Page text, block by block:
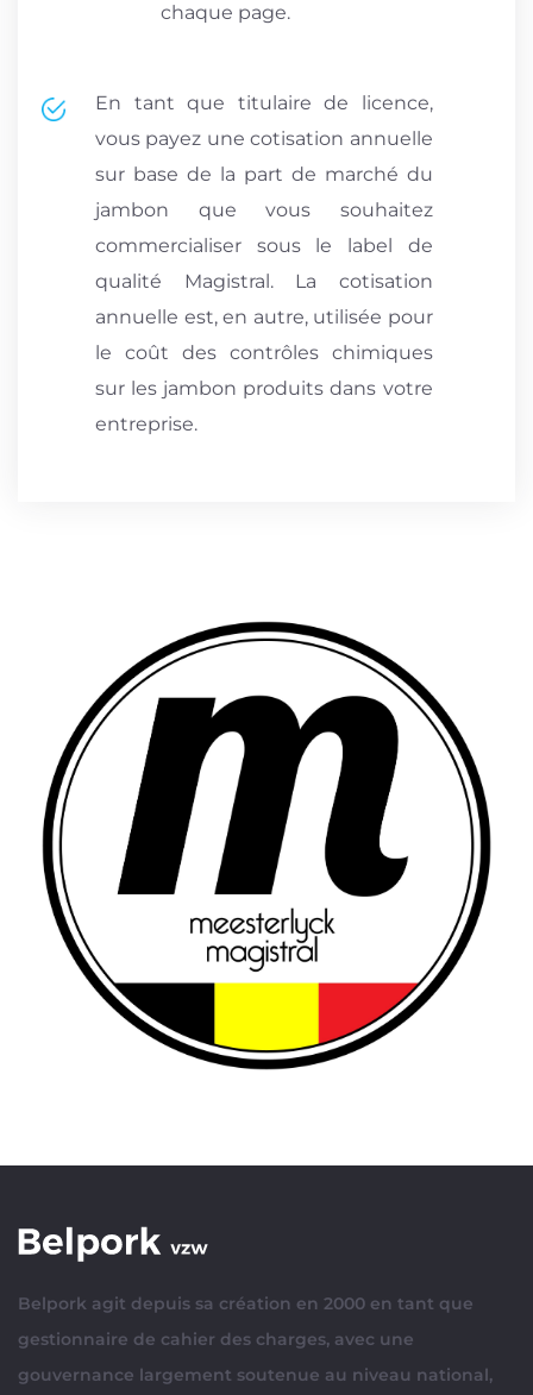
chaque page.
En tant que titulaire de licence,
vous payez une cotisation annuelle
sur base de la part de marché du
jambon que vous souhaitez
commercialiser sous le label de
qualité Magistral. La cotisation
annuelle est, en autre, utilisée pour
le coût des contrôles chimiques
sur les jambon produits dans votre
entreprise.
Belpork agit depuis sa création en 2000 en tant que
gestionnaire de cahier des charges, avec une
gouvernance largement soutenue au niveau national,